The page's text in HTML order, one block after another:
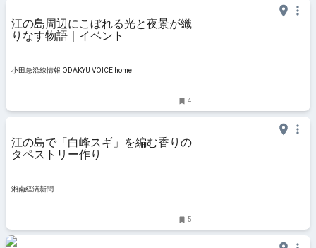
江の島周辺にこぼれる光と夜景が織
りなす物語｜イベント
小田急沿線情報 ODAKYU VOICE home
4
江の島で「白峰スギ」を編む香りの
タペストリー作り
湘南経済新聞
5